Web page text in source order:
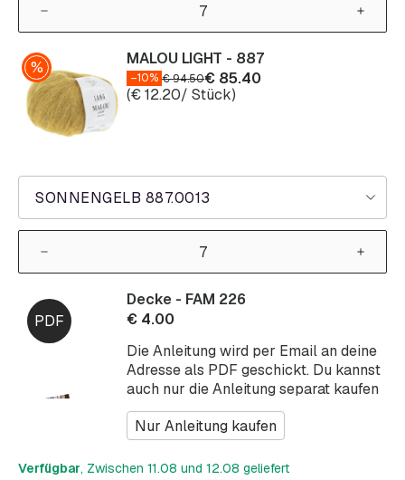
SONNENGELB 887.0013
MALOU LIGHT - 887
–10% €94.50€ 85.40
(€12.20/ Stück)
Die Anleitung wird per Email an deine
Adresse als PDF geschickt. Du kannst
auch nur die Anleitung separat kaufen
Nur Anleitung kaufen
Decke - FAM 226
€ 4.00
Verfügbar, Zwischen 11.08 und 12.08 geliefert